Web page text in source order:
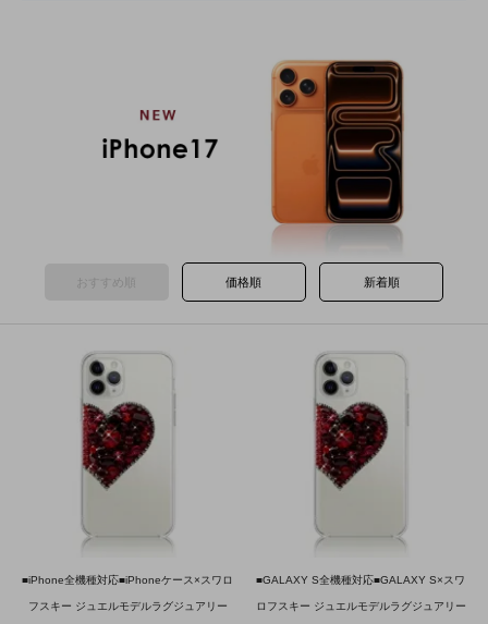
おすすめ順 価格順 新着順
■iPhone全機種対応■iPhoneケース×スワロ
フスキー ジュエルモデルラグジュアリー
■GALAXY S全機種対応■GALAXY S×スワ
ロフスキー ジュエルモデルラグジュアリー